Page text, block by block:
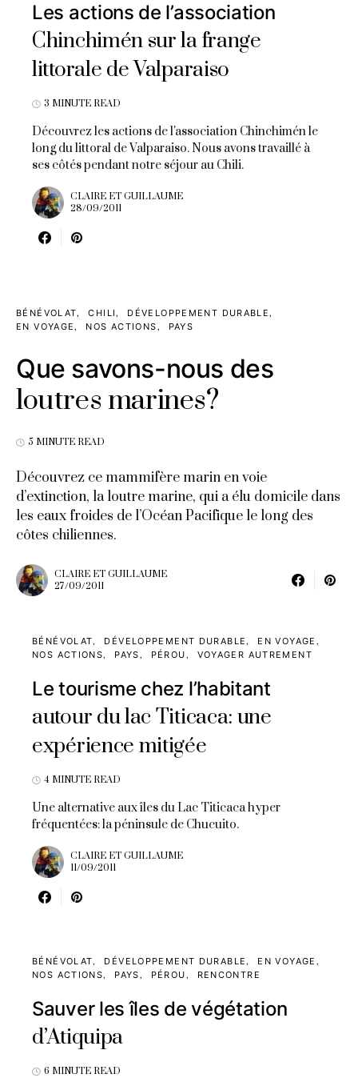
Les actions de l’association
Chinchimén sur la frange
littorale de Valparaiso
3 MINUTE READ
Découvrez les actions de l'association Chinchimén le
long du littoral de Valparaiso. Nous avons travaillé à
ses côtés pendant notre séjour au Chili.
CLAIRE ET GUILLAUME
28/09/2011
BÉNÉVOLAT CHILI
DÉVELOPPEMENT DURABLE
EN VOYAGE
NOS ACTIONS PAYS
Que savons-nous des
loutres marines?
5 MINUTE READ
Découvrez ce mammifère marin en voie
d’extinction, la loutre marine, qui a élu domicile dans
les eaux froides de l’Océan Pacifique le long des
côtes chiliennes.
CLAIRE ET GUILLAUME
27/09/2011
BÉNÉVOLAT DÉVELOPPEMENT DURABLE
EN VOYAGE
NOS ACTIONS
PAYS PÉROU VOYAGER AUTREMENT
Le tourisme chez l’habitant
autour du lac Titicaca: une
expérience mitigée
4 MINUTE READ
Une alternative aux îles du Lac Titicaca hyper
fréquentées: la péninsule de Chucuito.
CLAIRE ET GUILLAUME
11/09/2011
BÉNÉVOLAT DÉVELOPPEMENT DURABLE
EN VOYAGE
NOS ACTIONS
PAYS PÉROU RENCONTRE
Sauver les îles de végétation
d’Atiquipa
6 MINUTE READ